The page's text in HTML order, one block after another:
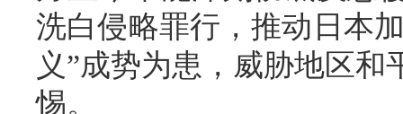
洗白侵略罪行，推动日本
义”成势为患，威胁地区
惕。